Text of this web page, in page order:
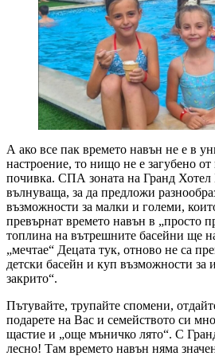
А ако все пак времето навън не е в
настроение, то нищо не е загубено
почивка. СПА зоната на Гранд Хотел
вълнуващa, за да предложи
възможности за малки и големи,
превърнат времето навън в „просто
топлина на вътрешните басейни ще
„мечтае“ Децата тук, отново не са
детски басейн и куп възможности за
закрито“.
Пътувайте, трупайте спомени,
подарете на Вас и семейството си
щастие и „още мъничко лято“. С
лесно! Там времето навън няма